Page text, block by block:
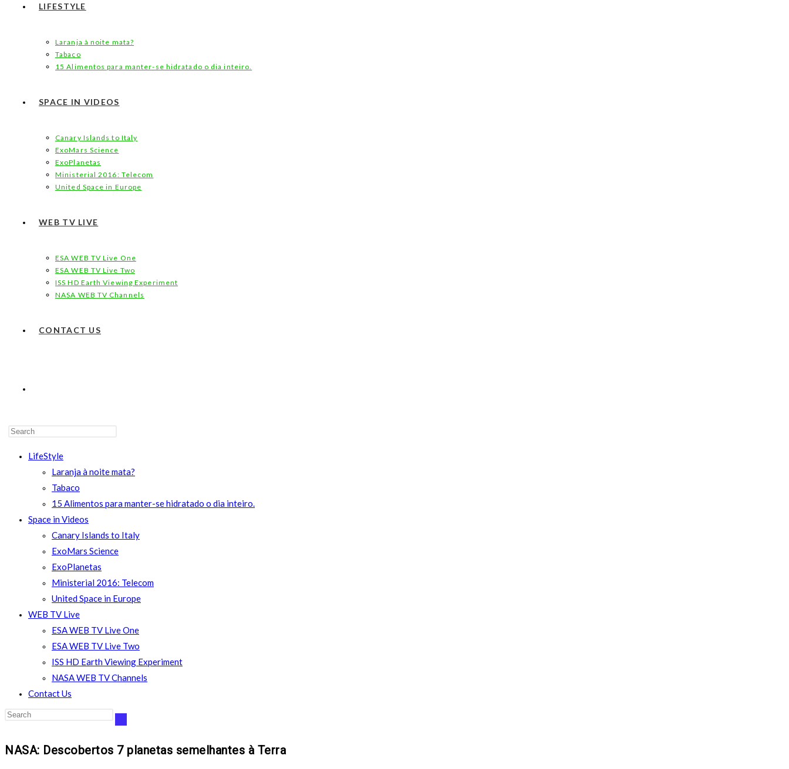
LIFESTYLE
Laranja à noite mata?
Tabaco
15 Alimentos para manter-se hidratado o dia inteiro.
SPACE IN VIDEOS
Canary Islands to Italy
ExoMars Science
ExoPlanetas
Ministerial 2016: Telecom
United Space in Europe
WEB TV LIVE
ESA WEB TV Live One
ESA WEB TV Live Two
ISS HD Earth Viewing Experiment
NASA WEB TV Channels
CONTACT US
SEARCH
LifeStyle
Laranja à noite mata?
Tabaco
15 Alimentos para manter-se hidratado o dia inteiro.
Space in Videos
Canary Islands to Italy
ExoMars Science
ExoPlanetas
Ministerial 2016: Telecom
United Space in Europe
WEB TV Live
ESA WEB TV Live One
ESA WEB TV Live Two
ISS HD Earth Viewing Experiment
NASA WEB TV Channels
Contact Us
NASA: Descobertos 7 planetas semelhantes à Terra